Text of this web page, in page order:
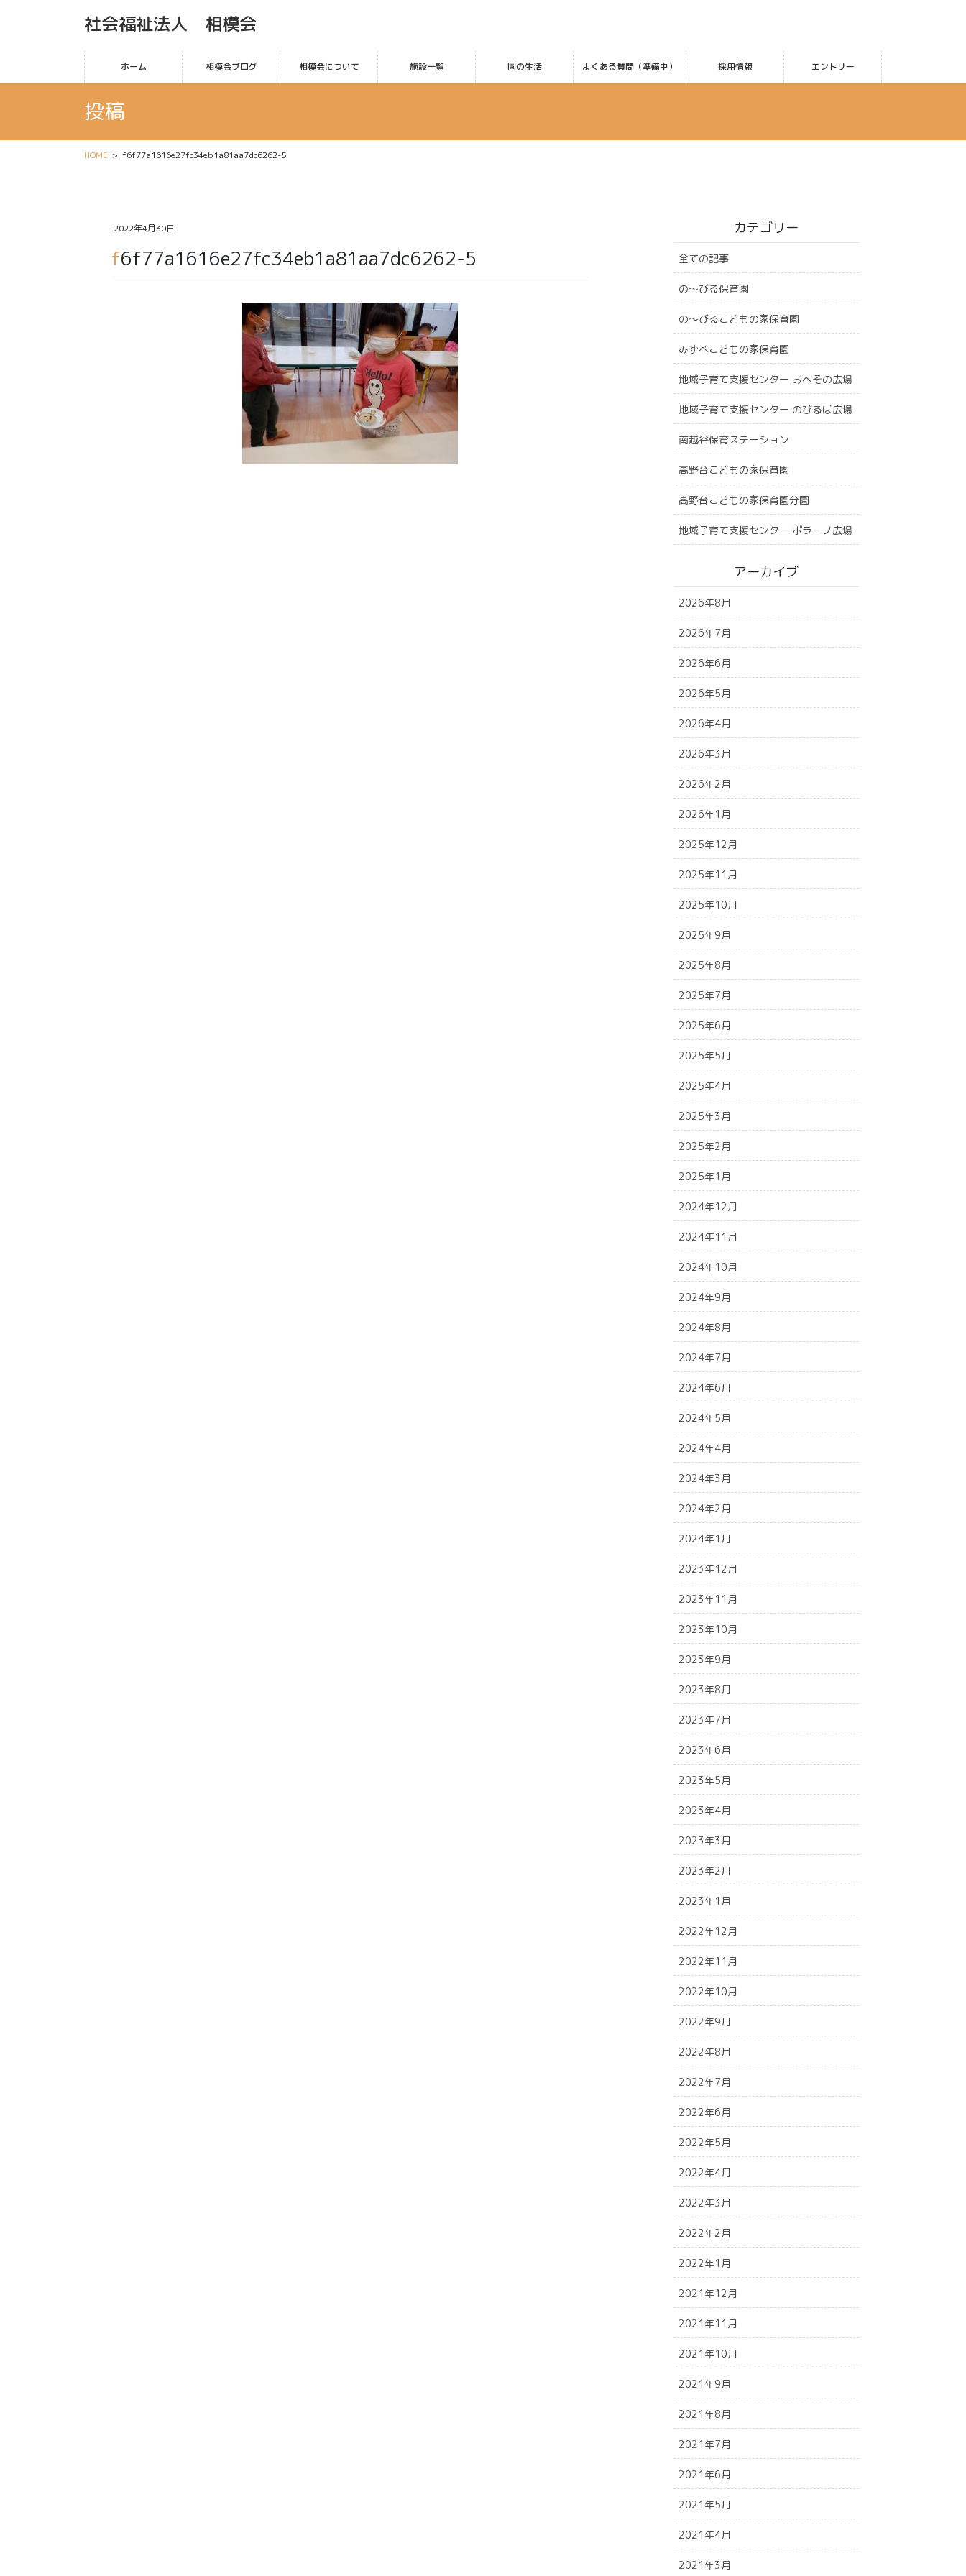
社会福祉法人 相模会
ホーム 相模会ブログ 相模会について 施設一覧 園の生活 よくある質問（準備中） 採用情報 エントリー
投稿
HOME f6f77a1616e27fc34eb1a81aa7dc6262-5
2022年4月30日
f6f77a1616e27fc34eb1a81aa7dc6262-5
カテゴリー
全ての記事
の〜びる保育園
の〜びるこどもの家保育園
みずべこどもの家保育園
地域子育て支援センター おへその広場
地域子育て支援センター のびるば広場
南越谷保育ステーション
高野台こどもの家保育園
高野台こどもの家保育園分園
地域子育て支援センター ポラーノ広場
アーカイブ
2026年8月
2026年7月
2026年6月
2026年5月
2026年4月
2026年3月
2026年2月
2026年1月
2025年12月
2025年11月
2025年10月
2025年9月
2025年8月
2025年7月
2025年6月
2025年5月
2025年4月
2025年3月
2025年2月
2025年1月
2024年12月
2024年11月
2024年10月
2024年9月
2024年8月
2024年7月
2024年6月
2024年5月
2024年4月
2024年3月
2024年2月
2024年1月
2023年12月
2023年11月
2023年10月
2023年9月
2023年8月
2023年7月
2023年6月
2023年5月
2023年4月
2023年3月
2023年2月
2023年1月
2022年12月
2022年11月
2022年10月
2022年9月
2022年8月
2022年7月
2022年6月
2022年5月
2022年4月
2022年3月
2022年2月
2022年1月
2021年12月
2021年11月
2021年10月
2021年9月
2021年8月
2021年7月
2021年6月
2021年5月
2021年4月
2021年3月